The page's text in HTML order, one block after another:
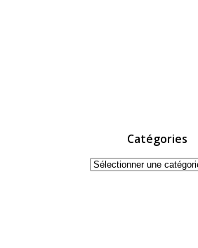
Catégories
Catégories